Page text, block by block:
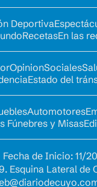
Deportiva
RecetasEn las
OpinionSociales
Estado del
Automotores
Fúnebres y Misas
de Inicio: 11/
Esquina Lateral